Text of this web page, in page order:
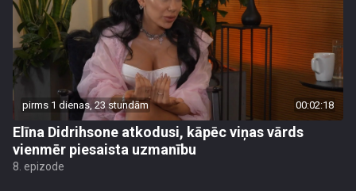
pirms 1 dienas, 23 stundām 00:02:18
Elīna Didrihsone atkodusi, kāpēc viņas vārds
vienmēr piesaista uzmanību
8. epizode